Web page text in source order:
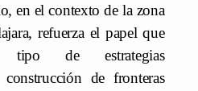
en el contexto de la zona
refuerza el papel que
tipo de estrategias
de fronteras